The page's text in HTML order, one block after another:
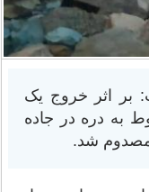
بر اثر خروج یک
به دره در جاده